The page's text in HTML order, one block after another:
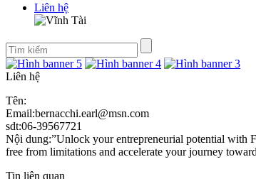
Liên hệ
Liên hệ
Tên:
Email:bernacchi.earl@msn.com
sdt:06-39567721
Nội dung:”Unlock your entrepreneurial potential with
free from limitations and accelerate your journey
Tin liên quan